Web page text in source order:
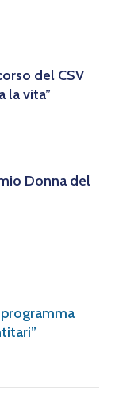
del CSV
la vita”
Donna del